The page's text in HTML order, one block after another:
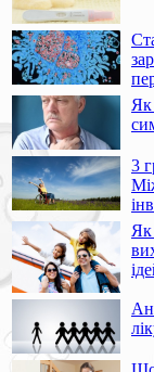
Як
3
Як